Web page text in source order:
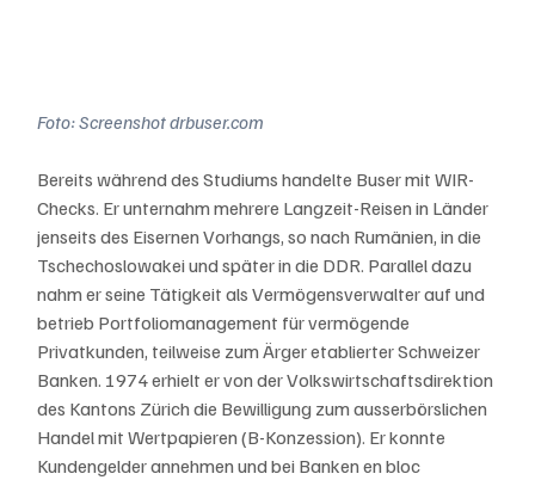
Foto: Screenshot drbuser.com
Bereits während des Studiums handelte Buser mit WIR-
Checks. Er unternahm mehrere Langzeit-Reisen in Länder
jenseits des Eisernen Vorhangs, so nach Rumänien, in die
Tschechoslowakei und später in die DDR. Parallel dazu
nahm er seine Tätigkeit als Vermögensverwalter auf und
betrieb Portfoliomanagement für vermögende
Privatkunden, teilweise zum Ärger etablierter Schweizer
Banken. 1974 erhielt er von der Volkswirtschaftsdirektion
des Kantons Zürich die Bewilligung zum ausserbörslichen
Handel mit Wertpapieren (B-Konzession). Er konnte
Kundengelder annehmen und bei Banken en bloc